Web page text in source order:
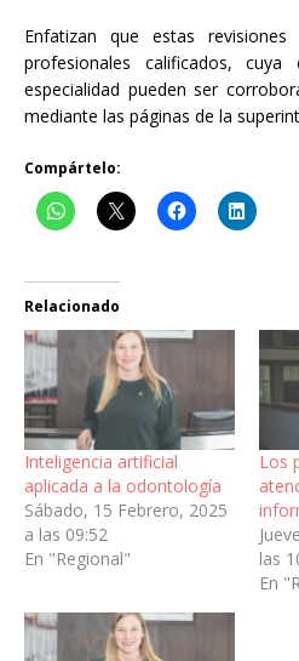
Enfatizan que estas
profesionales calificados,
especialidad pueden ser
mediante las páginas de la
Compártelo:
Relacionado
Inteligencia artificial
aplicada a la odontología
Sábado, 15 Febrero, 2025
a las 09:52
En "Regional"
Los
las
En